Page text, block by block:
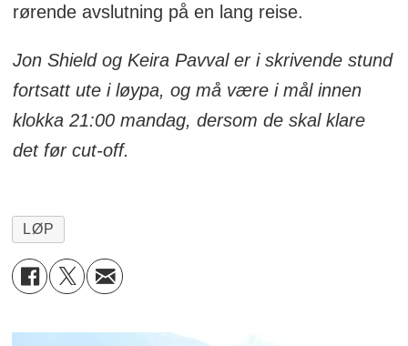
rørende avslutning på en lang reise.
Jon Shield og Keira Pavval er i skrivende stund
fortsatt ute i løypa, og må være i mål innen
klokka 21:00 mandag, dersom de skal klare
det før cut-off.
LØP